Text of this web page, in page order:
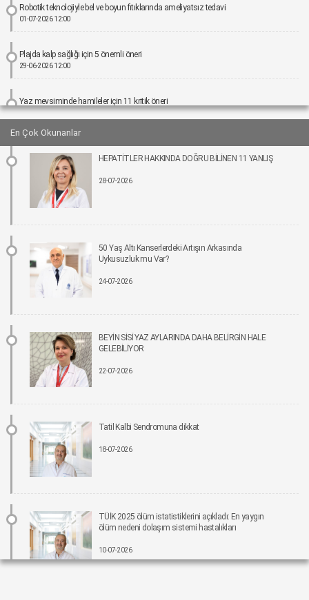
Robotik teknolojiyle bel ve boyun fıtıklarında ameliyatsız tedavi
01-07-2026 12:00
Plajda kalp sağlığı için 5 önemli öneri
29-06-2026 12:00
Yaz mevsiminde hamileler için 11 kritik öneri
25-06-2026 12:00
Kız çocuklarında idrar yolu enfeksiyonu riski 4 kata kadar artabiliyor
24-06-2026 12:00
Bel Ağrıları Basit Önlemlerle Kontrol Altına Alınabilir
17-06-2026 12:00
Tıpta Yeni Dönemin Adı: Eş Zamanlı Kombine Cerrahiler
16-06-2026 12:00
İmplant tedavisinde aynı gün yeni diş mümkün
15-06-2026 12:00
Parkinson riskinde çevresel faktörler öne çıkıyor!
15-06-2026 12:00
Fonksiyonel Tıp Hastalığın Değil, Nedenin Peşine Düşüyor
Sigara Kullanım ve Bırakma Davranışları Akademisi Ulusal Tütün Kontrolü
Kongresi’nde Yer Aldı
10-06-2026 12:00
Pankreas kanserinde umut veren gelişme: Yeni tedavi, yaşam süresini yaklaşık iki
katına çıkarabilir.
05-06-2026 12:00
En Çok Okunanlar
HEPATİTLER HAKKINDA DOĞRU BİLİNEN 11 YANLIŞ
28-07-2026
50 Yaş Altı Kanserlerdeki Artışın Arkasında
Uykusuzluk mu Var?
24-07-2026
BEYİN SİSİ YAZ AYLARINDA DAHA BELİRGİN HALE
GELEBİLİYOR
22-07-2026
Tatil Kalbi Sendromuna dikkat
18-07-2026
TÜİK 2025 ölüm istatistiklerini açıkladı: En yaygın
ölüm nedeni dolaşım sistemi hastalıkları
10-07-2026